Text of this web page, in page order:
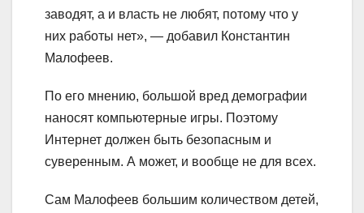
заводят, а и власть не любят, потому что у
них работы нет», — добавил Константин
Малофеев.
По его мнению, большой вред демографии
наносят компьютерные игры. Поэтому
Интернет должен быть безопасным и
суверенным. А может, и вообще не для всех.
Сам Малофеев большим количеством детей,